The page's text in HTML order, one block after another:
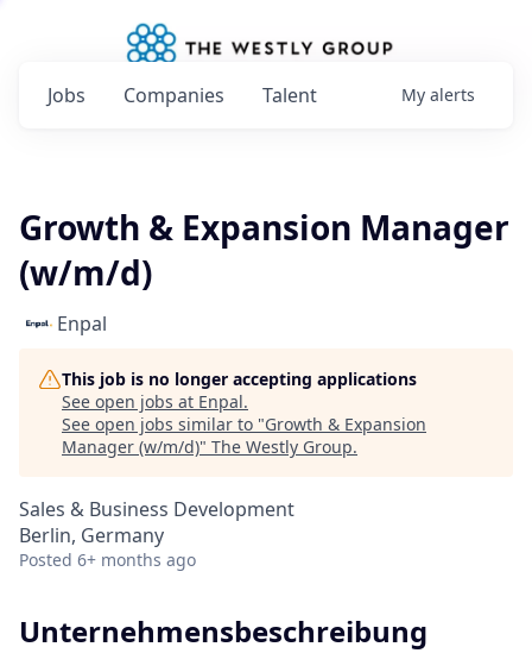
Jobs Companies Talent My alerts
Growth & Expansion Manager
(w/m/d)
Enpal
This job is no longer accepting applications
See open jobs at Enpal.
See open jobs similar to "Growth & Expansion
Manager (w/m/d)" The Westly Group.
Sales & Business Development
Berlin, Germany
Posted 6+ months ago
Unternehmensbeschreibung